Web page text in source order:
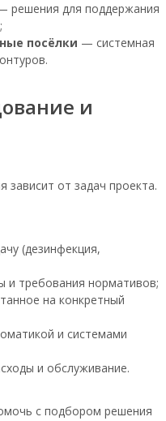
бассейнов
мешок 25 кг
25 кг
25 кг
соль
кг
решения для поддержания
посёлки — системная
и
от задач проекта.
(дезинфекция,
и требования нормативов;
на конкретный
и системами
и обслуживание.
с подбором решения